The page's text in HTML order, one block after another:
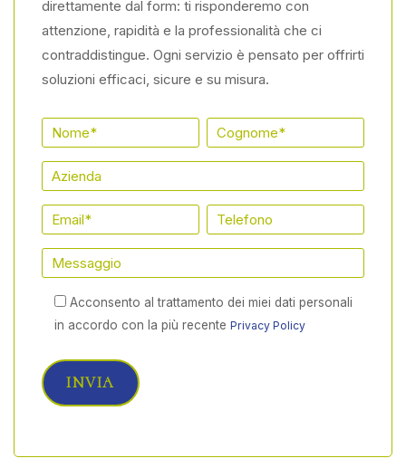
direttamente dal form: ti risponderemo con
attenzione, rapidità e la professionalità che ci
contraddistingue. Ogni servizio è pensato per offrirti
soluzioni efficaci, sicure e su misura.
Acconsento al trattamento dei miei dati personali
in accordo con la più recente Privacy Policy